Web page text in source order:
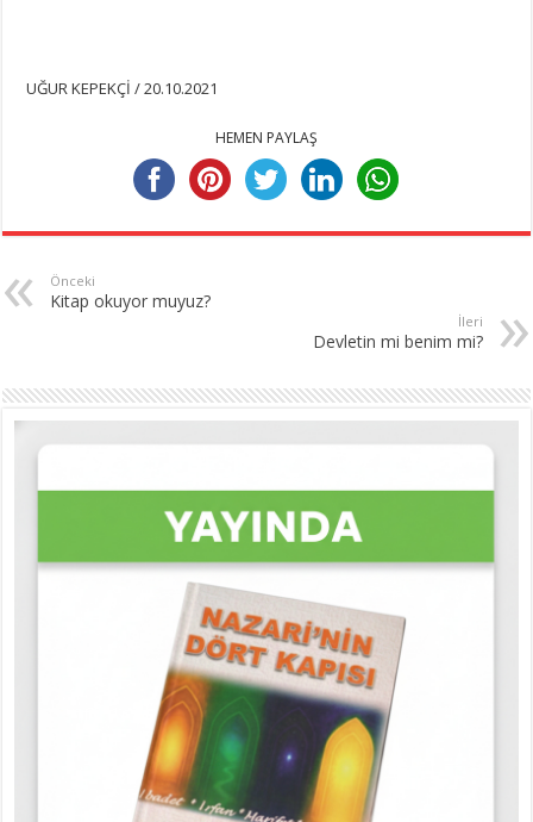
UĞUR KEPEKÇİ / 20.10.2021
HEMEN PAYLAŞ
Önceki
Kitap okuyor muyuz?
İleri
Devletin mi benim mi?